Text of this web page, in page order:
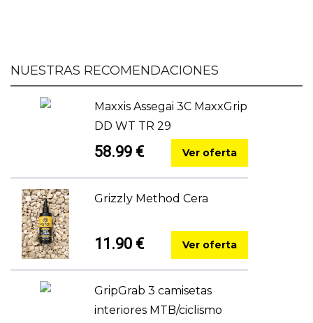
NUESTRAS RECOMENDACIONES
Maxxis Assegai 3C MaxxGrip
DD WT TR 29
58.99 € Ver oferta
Grizzly Method Cera
11.90 € Ver oferta
GripGrab 3 camisetas
interiores MTB/ciclismo